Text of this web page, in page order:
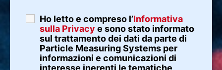
Ho letto e compreso l’Informativa
sulla Privacy e sono stato informato
sul trattamento dei dati da parte di
Particle Measuring Systems per
informazioni e comunicazioni di
interesse inerenti le tematiche